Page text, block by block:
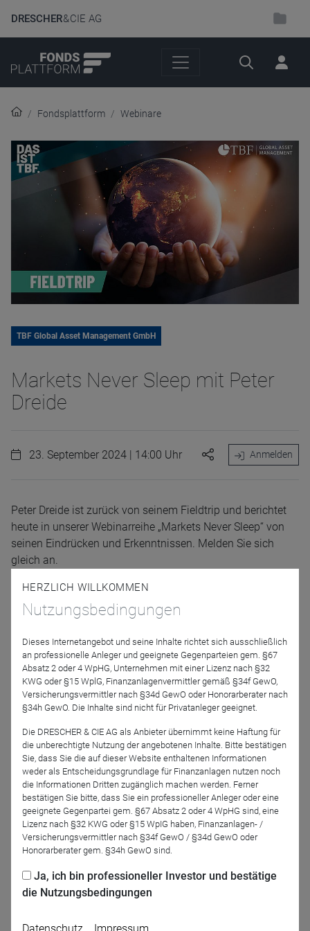
DRESCHER& CIE AG
Suche
Fondsplattform Webinare
TBF Global Asset Management GmbH
Markets Never Sleep mit Peter
Dreide
23. September 2024 | 14:00 Uhr Anmelden
Peter Dreide ist zurück von seinem Fieldtrip und berichtet
heute in unserer Webinarreihe „Markets Never Sleep“ von
seinen Eindrücken und Erkenntnissen. Melden Sie sich
gleich an.
Peter Dreide
TBF Global Asset
Management GmbH
Jetzt für das Partner-Webinar anmelden
Zurück
HERZLICH WILLKOMMEN
Nutzungsbedingungen
Dieses Internetangebot und seine Inhalte richtet sich ausschließlich
an professionelle Anleger und geeignete Gegenparteien gem. §67
Absatz 2 oder 4 WpHG, Unternehmen mit einer Lizenz nach §32
KWG oder §15 WplG, Finanzanlagenvermittler gemäß §34f GewO,
Versicherungsvermittler nach §34d GewO oder Honorarberater nach
§34h GewO. Die Inhalte sind nicht für Privatanleger geeignet.
Die DRESCHER & CIE AG als Anbieter übernimmt keine Haftung für
die unberechtigte Nutzung der angebotenen Inhalte. Bitte bestätigen
Sie, dass Sie die auf dieser Website enthaltenen Informationen
weder als Entscheidungsgrundlage für Finanzanlagen nutzen noch
die Informationen Dritten zugänglich machen werden. Ferner
bestätigen Sie bitte, dass Sie ein professioneller Anleger oder eine
geeignete Gegenpartei gem. §67 Absatz 2 oder 4 WpHG sind, eine
Lizenz nach §32 KWG oder §15 WpIG haben, Finanzanlagen- /
Versicherungsvermittler nach §34f GewO / §34d GewO oder
Honorarberater gem. §34h GewO sind.
Ja, ich bin professioneller Investor und bestätige
die Nutzungsbedingungen